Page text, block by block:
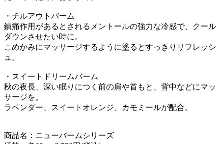
・チルアウトバーム
鎮痛作用があるとされるメントールの強力な冷感で、クール
ダウンさせたい時に。
こめかみにマッサージするように塗るとすっきりリフレッシ
ュ。
・スイートドリームバーム
秋の夜長、深い眠りにつく前の肩や首もと、背中などにマッ
サージを。
ラベンダー、スイートオレンジ、カモミールが配合。
商品名：ニューバームシリーズ